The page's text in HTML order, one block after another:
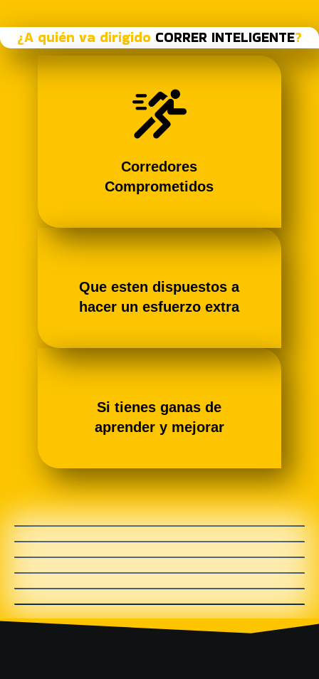
¿A quién va dirigido CORRER INTELIGENTE?
Corredores
Comprometidos
Que esten dispuestos a
hacer un esfuerzo extra
Si tienes ganas de
aprender y mejorar